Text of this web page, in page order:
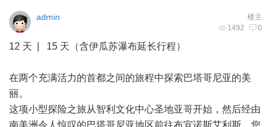
楼主
admin
1492 0
12 天 | 15 天（含伊瓜苏瀑布延长行程）
在两个充满活力的首都之间的旅程中探索巴塔哥尼亚的美
丽。
这项小型探险之旅从智利文化中心圣地亚哥开始，然后经由
南美洲令人惊叹的巴塔哥尼亚地区前往布宜诺斯艾利斯。您